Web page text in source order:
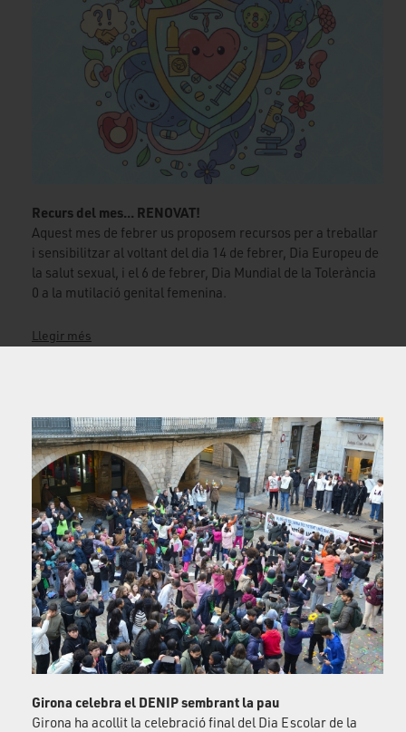
Recurs del mes... RENOVAT!
Aquest mes de febrer us proposem recursos per a treballar
i sensibilitzar al voltant del dia 14 de febrer, Dia Europeu de
la salut sexual, i el 6 de febrer, Dia Mundial de la Tolerància
0 a la mutilació genital femenina.
Llegir més
Girona celebra el DENIP sembrant la pau
Girona ha acollit la celebració final del Dia Escolar de la